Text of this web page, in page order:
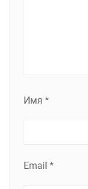
Имя *
Email *